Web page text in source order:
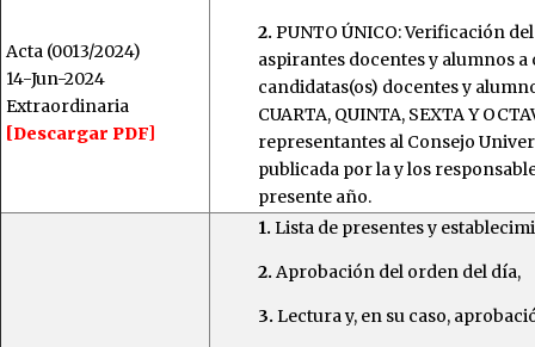
Acta (0013/2024)
14-Jun-2024
Extraordinaria
[Descargar PDF]
2. PUNTO ÚNICO: Verificación
aspirantes docentes y alumnos
candidatas(os) docentes y
CUARTA, QUINTA, SEXTA Y
representantes al Consejo
publicada por la y los
presente año.
1. Lista de presentes y
2. Aprobación del orden del día,
3. Lectura y, en su caso,